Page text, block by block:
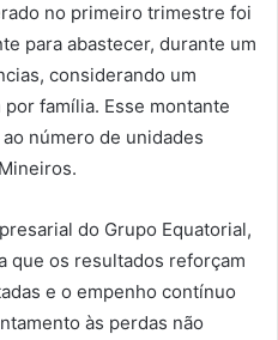
no primeiro trimestre foi
para abastecer, durante um
considerando um
família. Esse montante
número de unidades
do Grupo Equatorial,
que os resultados reforçam
e o empenho contínuo
às perdas não